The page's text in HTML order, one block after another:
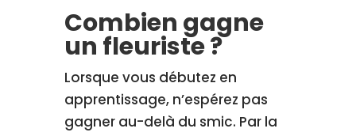
Combien gagne
un fleuriste ?
Lorsque vous débutez en
apprentissage, n’espérez pas
gagner au-delà du smic. Par la